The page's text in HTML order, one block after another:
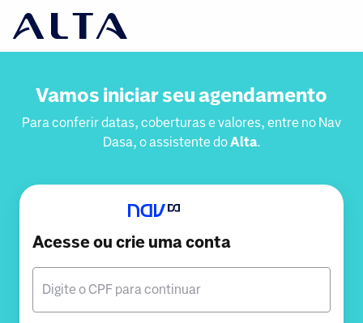
Vamos iniciar seu agendamento
Para conferir datas, coberturas e valores, entre no Nav
Dasa, o assistente doAlta.
Acesse ou crie uma conta
Digite o CPF para continuar